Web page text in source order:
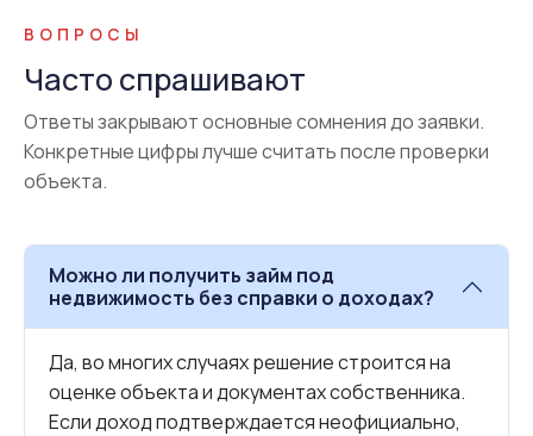
ВОПРОСЫ
Часто спрашивают
Ответы закрывают основные сомнения до заявки.
Конкретные цифры лучше считать после проверки
объекта.
Можно ли получить займ под
недвижимость без справки о доходах?
Да, во многих случаях решение строится на
оценке объекта и документах собственника.
Если доход подтверждается неофициально,